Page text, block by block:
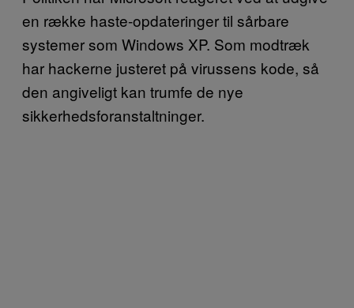
en række haste-opdateringer til sårbare
systemer som Windows XP. Som modtræk
har hackerne justeret på virussens kode, så
den angiveligt kan trumfe de nye
sikkerhedsforanstaltninger.